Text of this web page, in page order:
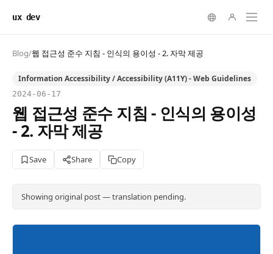
ux dev
Blog/웹 접근성 준수 지침 - 인식의 용이성 - 2. 자막 제공
Information Accessibility / Accessibility (A11Y) - Web Guidelines
2024-06-17
웹 접근성 준수 지침 - 인식의 용이성
- 2. 자막 제공
Save Share Copy
Showing original post — translation pending.